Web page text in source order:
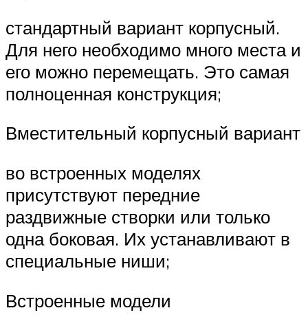
стандартный вариант корпусный.
Для него необходимо много места и
его можно перемещать. Это самая
полноценная конструкция;
Вместительный корпусный вариант
во встроенных моделях
присутствуют передние
раздвижные створки или только
одна боковая. Их устанавливают в
специальные ниши;
Встроенные модели